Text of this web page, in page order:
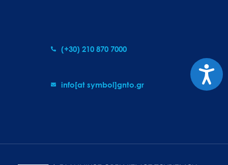
(+30) 210 870 7000
info[at symbol]gnto.gr